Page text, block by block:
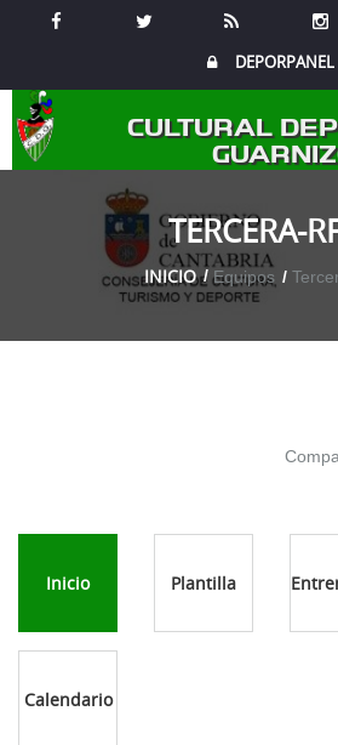
DEPORPANEL
CULTURAL
TERCERA-
INICIO Equipos
Inicio Plantilla
Calendario